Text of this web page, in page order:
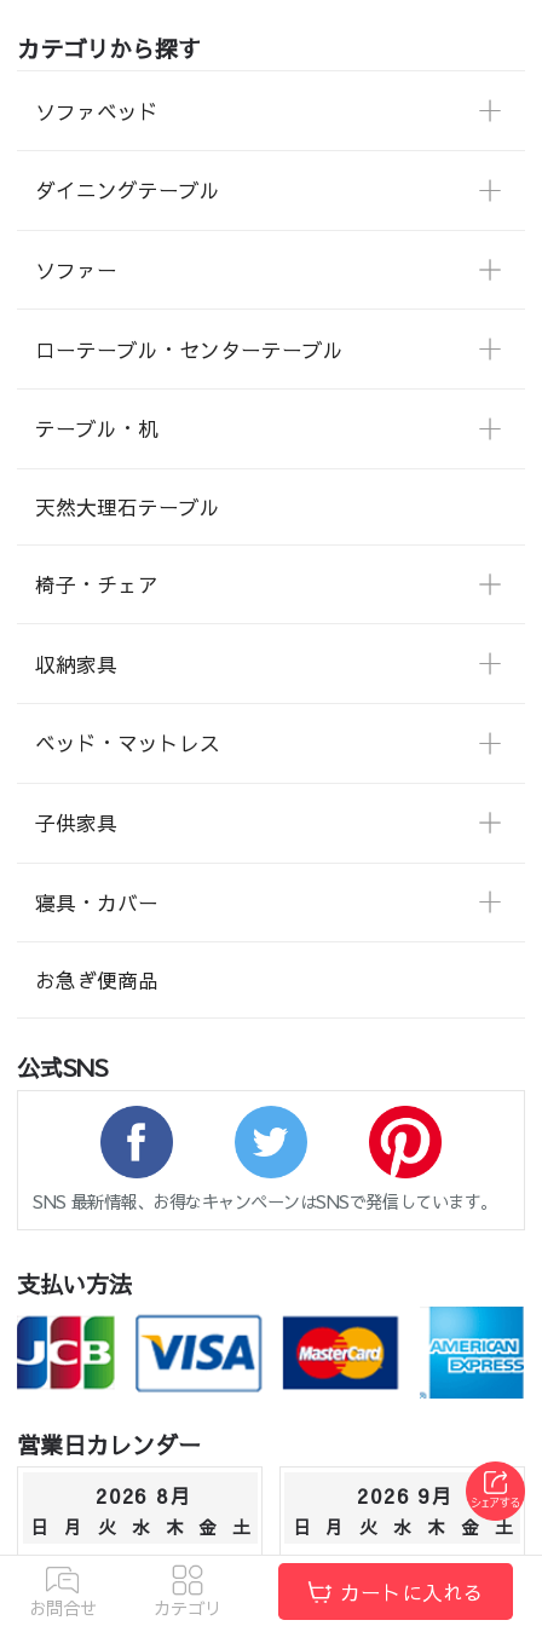
カテゴリから探す
ソファベッド
ダイニングテーブル
ソファー
ローテーブル・センターテーブル
テーブル・机
天然大理石テーブル
椅子・チェア
収納家具
ベッド・マットレス
子供家具
寝具・カバー
お急ぎ便商品
公式SNS
SNS 最新情報、お得なキャンペーンはSNSで発信しています。
支払い方法
営業日カレンダー
2026 8月
日 月 火 水 木 金
土
2
3 6 7
2026 9月
日 月 火 水 木 金
土
1
2 3 4
5
8 9 10 11
お問合せ カテゴリ
カートに入れる